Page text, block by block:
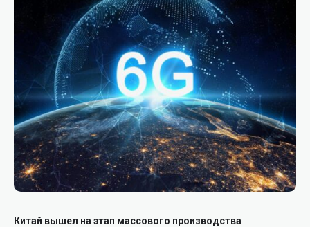
Китай вышел на этап массового производства